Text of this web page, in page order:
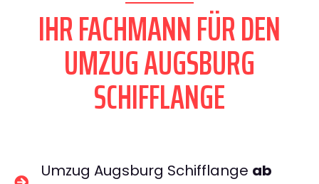
IHR FACHMANN FÜR DEN
UMZUG AUGSBURG
SCHIFFLANGE
Umzug Augsburg Schifflange ab